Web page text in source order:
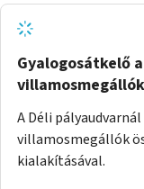
Gyalogosátkelő
A Déli
villamosmegállók
kialakításával.